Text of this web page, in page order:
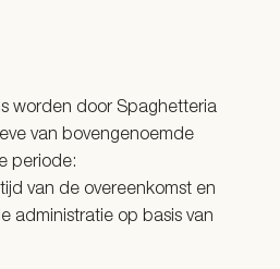
worden door Spaghetteria
van bovengenoemde
periode:
van de overeenkomst en
administratie op basis van